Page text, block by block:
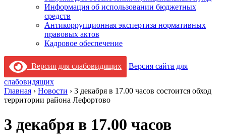
Информация об использовании бюджетных
средств
Антикоррупционная экспертиза нормативных
правовых актов
Кадровое обеспечение
Версия для слабовидящих
Версия сайта для
слабовидящих
Главная › Новости › 3 декабря в 17.00 часов состоится обход
территории района Лефортово
3 декабря в 17.00 часов